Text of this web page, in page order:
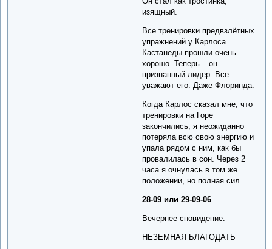
изящный.
Все тренировки предвзлётных
упражнений у Карлоса
Кастанеды прошли очень
хорошо. Теперь – он
признанный лидер. Все
уважают его. Даже Флоринда.
Когда Карлос сказал мне, что
тренировки на Горе
закончились, я неожиданно
потеряла всю свою энергию и
упала рядом с ним, как бы
провалилась в сон. Через 2
часа я очнулась в том же
положении, но полная сил.
28-09 или 29-09-06
Вечернее сновидение.
НЕЗЕМНАЯ БЛАГОДАТЬ